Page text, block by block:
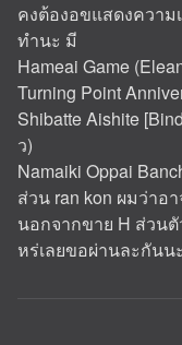
คงต้องอขแสดงความ
ทำนะ มี
Hameai Game
Turning Point
Shibatte Aishite
ว)
Namaiki Oppai
ส่วน ran kon ผมว่าอ
นอกจากขาย H ส่วน
หร่เลยขอผ่านละกันน